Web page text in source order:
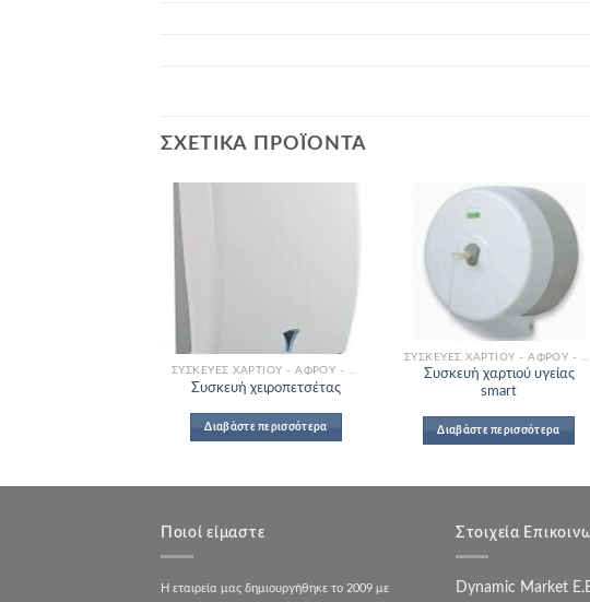
ΣΧΕΤΙΚΆ ΠΡΟΪΌΝΤΑ
Συσκευή χειροπετσέτας
Διαβάστε περισσότερα
Add to
Wishlist
Συσκευή χαρτιού υγείας
smart
Διαβάστε περισσότερα
Ποιοί είμαστε
Η εταιρεία μας δημιουργήθηκε το 2009 με
Στοιχεία
Dynamic Market